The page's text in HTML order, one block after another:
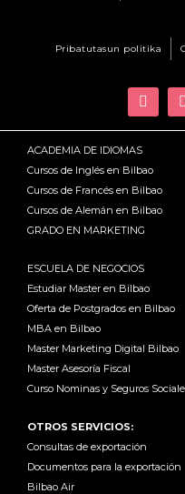
Pribatutasun politika
ACADEMIA DE IDIOMAS
Cursos de Inglés en Bilbao
Cursos de Francés en Bilbao
Cursos de Alemán en Bilbao
GRADO EN MARKETING
ESCUELA DE NEGOCIOS
Estudiar Master en Bilbao
Oferta de Postgrados en Bilbao
MBA en Bilbao
Master Marketing Digital Bilbao
Master Asesoría Fiscal
Curso Nominas y Seguros
OTROS SERVICIOS:
Consultas de exportación
Documentos para la exportación
Bilbao Air